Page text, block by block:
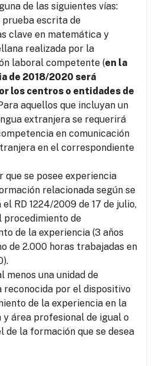
de las siguientes vías:
prueba escrita de
clave en matemática y
realizada por la
laboral competente (en la
de 2018/2020 será
los centros o entidades de
aquellos que incluyan un
extranjera se requerirá
en comunicación
en el correspondiente
que se posee experiencia
relacionada según se
RD 1224/2009 de 17 de julio,
procedimiento de
de la experiencia (3 años
de 2.000 horas trabajadas en
menos una unidad de
reconocida por el dispositivo
de la experiencia en la
y área profesional de igual o
de la formación que se desea